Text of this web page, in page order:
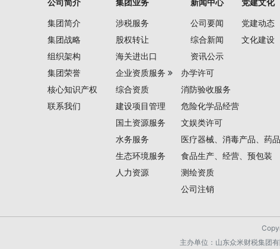
公司简介
集团简介
集团战略
组织架构
集团荣誉
核心知识产权
联系我们
集团业务
涉税服务
股权转让
海关进出口
企业资质服务
办学许可
消防验收服务
危险化学品经营
文娱类许可
医疗器械、消毒产品、药品
食品生产、经营、预包装
测绘资质
公司注销
综合资质
建设项目管理
国土资源服务
水务服务
生态环境服务
人力资源
新闻中心
公司要闻
综合新闻
资讯公示
党建文化
党建动态
文化建设
主办单位：山东众米财税集团